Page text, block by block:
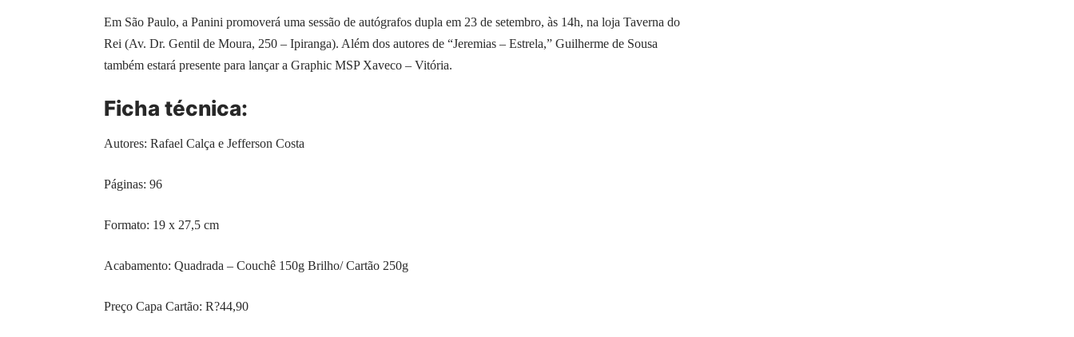
Em São Paulo, a Panini promoverá uma sessão de autógrafos dupla em 23 de setembro, às 14h, na loja Taverna do
Rei (Av. Dr. Gentil de Moura, 250 – Ipiranga). Além dos autores de “Jeremias – Estrela,” Guilherme de Sousa
também estará presente para lançar a Graphic MSP Xaveco – Vitória.
Ficha técnica:
Autores: Rafael Calça e Jefferson Costa
Páginas: 96
Formato: 19 x 27,5 cm
Acabamento: Quadrada – Couchê 150g Brilho/ Cartão 250g
Preço Capa Cartão: R?44,90